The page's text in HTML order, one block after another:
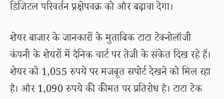
डिजिटल परिवर्तन प्रक्षेपवक्र को और बढ़ावा देगा।
शेयर बाजार के जानकारों के मुताबिक टाटा टेक्नोलॉजी
कंपनी के शेयरों में दैनिक चार्ट पर तेजी के संकेत दिख रहे हैं।
शेयर को 1,055 रुपये पर मजबूत सपोर्ट देखने को मिल रहा
है। और 1,090 रुपये की कीमत पर प्रतिरोध है। टाटा टेक